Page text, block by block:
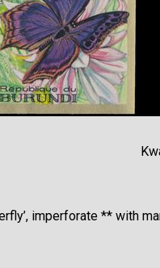
imperforate ** with